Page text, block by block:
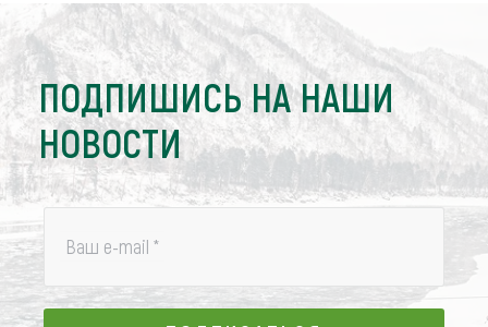
ПОДПИШИСЬ НА НАШИ
НОВОСТИ
Ваш e-mail *